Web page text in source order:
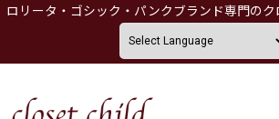
ロリータ・ゴシック・パンクブランド専門の